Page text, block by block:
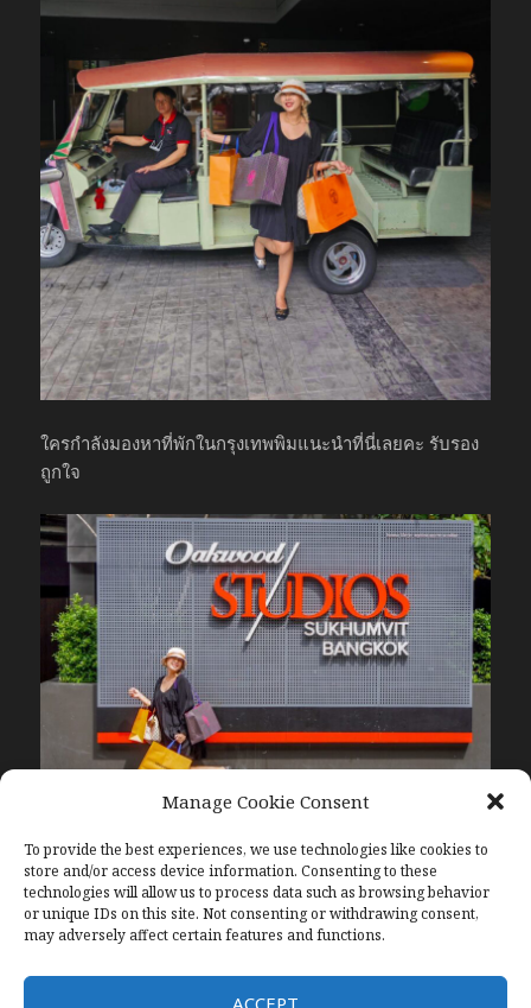
Manage Cookie Consent
To provide the best experiences, we use technologies like cookies to
store and/or access device information. Consenting to these
technologies will allow us to process data such as browsing behavior
or unique IDs on this site. Not consenting or withdrawing consent,
may adversely affect certain features and functions.
ACCEPT
ใครกำลังมองหาที่พักในกรุงเทพพิมแนะนำที่นี่เลยคะ รับรอง
ถูกใจ
Facebook:@oakwoodstudiosukhumvit
โทรศัพท์: +66 (0) -2-009-5777
อีเมล์ :reservations.studios-bangkok@oakwood.com